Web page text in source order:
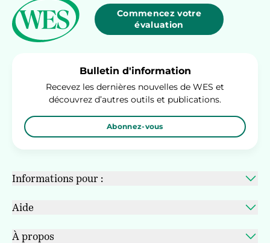
Commencez votre
évaluation
Bulletin d'information
Recevez les dernières nouvelles de WES et
découvrez d’autres outils et publications.
Abonnez-vous
Informations pour :
Aide
À propos